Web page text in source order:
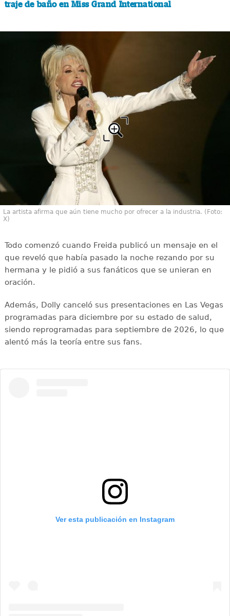
traje de baño en Miss Grand International
La artista afirma que aún tiene mucho por ofrecer a la industria. (Foto:
X)
Todo comenzó cuando Freida publicó un mensaje en el
que reveló que había pasado la noche rezando por su
hermana y le pidió a sus fanáticos que se unieran en
oración.
Además, Dolly canceló sus presentaciones en Las Vegas
programadas para diciembre por su estado de salud,
siendo reprogramadas para septiembre de 2026, lo que
alentó más la teoría entre sus fans.
Ver esta publicación en Instagram